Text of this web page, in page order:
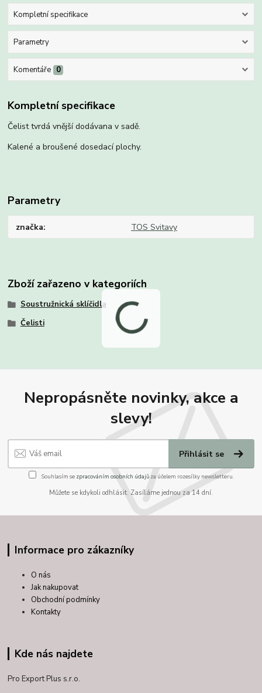
Kompletní specifikace
Parametry
Komentáře 0
Kompletní specifikace
Čelist tvrdá vnější dodávana v sadě.
Kalené a broušené dosedací plochy.
Parametry
značka TOS Svitavy
Zboží zařazeno v kategoriích
Soustružnická sklíčidla
Čelisti
Nepropásněte novinky, akce a
slevy!
Přihlásit se
Souhlasím se zpracováním osobních údajůza účelem rozesílky newsletteru.
Můžete se kdykoli odhlásit. Zasíláme jednou za 14 dní.
Informace pro zákazníky
O nás
Jak nakupovat
Obchodní podmínky
Kontakty
Kde nás najdete
Pro Export Plus s.r.o.